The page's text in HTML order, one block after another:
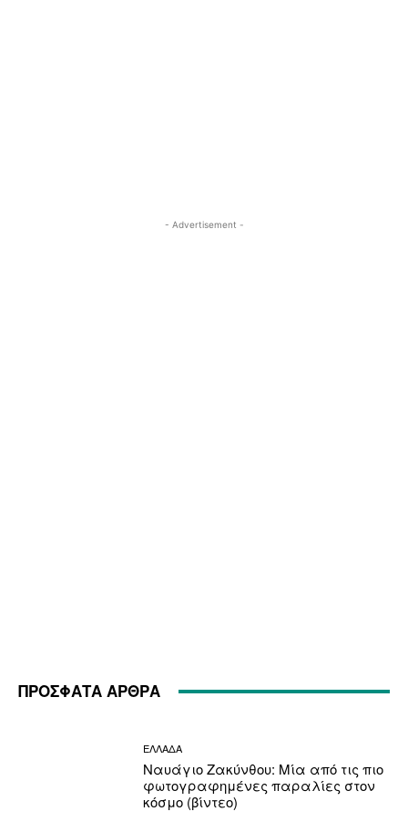
- Advertisement -
ΠΡΟΣΦΑΤΑ ΑΡΘΡΑ
ΕΛΛΑΔΑ
Ναυάγιο Ζακύνθου: Μία από τις πιο
φωτογραφημένες παραλίες στον
κόσμο (βίντεο)